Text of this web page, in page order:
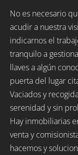
No es necesario
acudir a nuestra
indicarnos el
tranquilo a
llaves a algún
puerta del lugar
Vaciados y
serenidad y sin
Hay inmobiliarias
venta y
hacemos y